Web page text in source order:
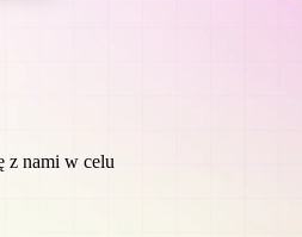
z nami w celu